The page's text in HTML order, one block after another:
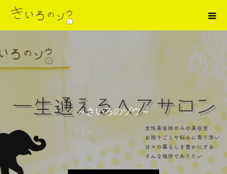
～きいろのゾウ～